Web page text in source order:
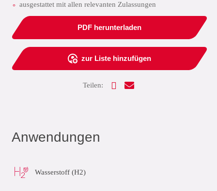
ausgestattet mit allen relevanten Zulassungen
PDF herunterladen
zur Liste hinzufügen
Teilen:
Anwendungen
Wasserstoff (H2)